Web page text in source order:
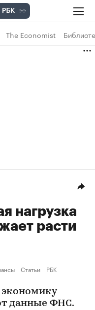
The Economist
нагрузка
расти
Статьи РБК
экономику
данные ФНС.